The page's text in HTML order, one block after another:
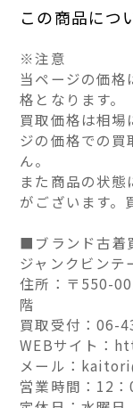
この商品につ
※注意
当ページの価格
格となります。
買取価格は相場
ジの価格での買
ん。
また商品の状態
がございます。
■ブランド古着
ジャンクビンテ
住所：〒550-
階
買取受付：06-
WEBサイト：
メール：
営業時間：12